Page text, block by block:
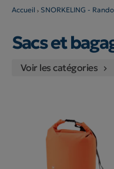
(hors
long et
volumineux
: non
Accueil SNORKELING -
Sacs et
Voir les catégories 